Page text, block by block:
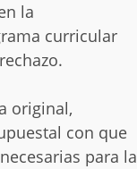
la
curricular
original,
con que
para la